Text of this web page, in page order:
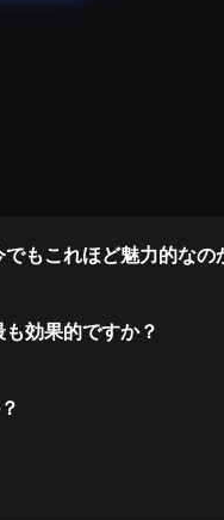
もこれほど魅力的なの
効果的ですか？